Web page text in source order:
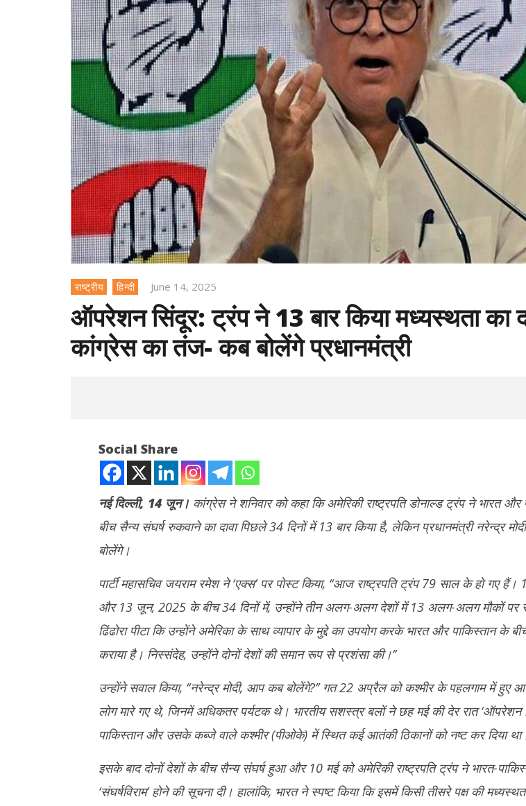
राष्ट्रीय हिन्दी June 14, 2025
ऑपरेशन सिंदूर: ट्रंप ने 13 बार किया मध्यस्थता का
कांग्रेस का तंज- कब बोलेंगे प्रधानमंत्री
का दावा, कांग्रेस का तंज- कब बोलेंगे प्रधानमंत्री
June
14,
2025
बोलती पब्लिक’, बोले - शिक्षा कमाई का जरिया नहीं
June
14,
2025
तेजपाल दोषी करार, बॉम्बे
साल की सजा
June
14,
Social Share
नई दिल्ली, 14 जून।कांग्रेस ने शनिवार को कहा कि अमेरिकी राष्ट्रपति डोनाल्ड ट्रंप ने भारत और
बीच सैन्य संघर्ष रुकवाने का दावा पिछले 34 दिनों में 13 बार किया है, लेकिन प्रधानमंत्री नरेन्द्र
बोलेंगे।
पार्टी महासचिव जयराम रमेश ने ‘एक्स’ पर पोस्ट किया, ‘‘आज राष्ट्रपति ट्रंप 79 साल के हो गए
और 13 जून, 2025 के बीच 34 दिनों में, उन्होंने तीन अलग-अलग देशों में 13 अलग-अलग मौकों पर
ढिंढोरा पीटा कि उन्होंने अमेरिका के साथ व्यापार के मुद्दे का उपयोग करके भारत और पाकिस्तान के बीच
कराया है। निस्संदेह, उन्होंने दोनों देशों की समान रूप से प्रशंसा की।’’
उन्होंने सवाल किया, ‘‘नरेन्द्र मोदी, आप कब बोलेंगे?’’ गत 22 अप्रैल को कश्मीर के पहलगाम में हुए
लोग मारे गए थे, जिनमें अधिकतर पर्यटक थे। भारतीय सशस्त्र बलों ने छह मई की देर रात ‘ऑपरेशन
पाकिस्तान और उसके कब्जे वाले कश्मीर (पीओके) में स्थित कई आतंकी ठिकानों को नष्ट कर दिया
इसके बाद दोनों देशों के बीच सैन्य संघर्ष हुआ और 10 मई को अमेरिकी राष्ट्रपति ट्रंप ने भारत-
‘संघर्षविराम’ होने की सूचना दी। हालांकि, भारत ने स्पष्ट किया कि इसमें किसी तीसरे पक्ष की